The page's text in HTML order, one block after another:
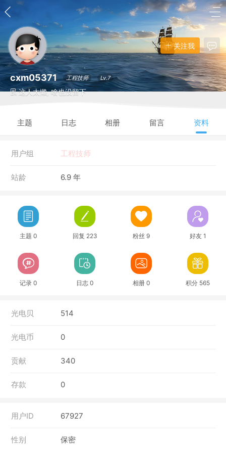
关注我
cxm05371 工程技师 Lv.7
这人太懒, 啥也没留下
主题 日志 相册 留言 资料
用户组 工程技师
站龄 6.9 年
主题 0 回复 223 粉丝 9 好友 1
记录 0 日志 0 相册 0 积分 565
光电贝 514
光电币 0
贡献 340
存款 0
用户ID 67927
性别 保密